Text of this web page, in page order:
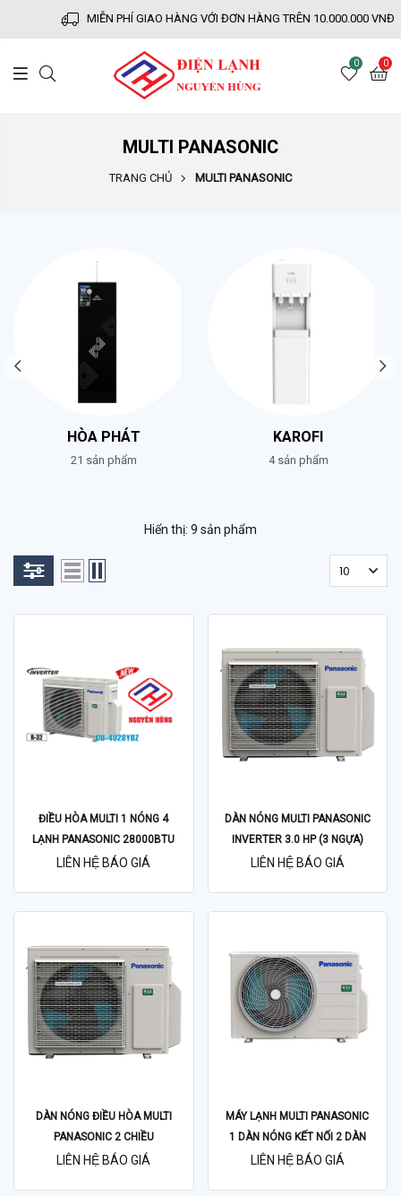
MIỄN PHÍ GIAO HÀNG VỚI ĐƠN HÀNG TRÊN 10.000.000 VNĐ
0 0
MULTI PANASONIC
TRANG CHỦ MULTI PANASONIC
HÒA PHÁT
21 sản phẩm
KAROFI
4 sản phẩm
Hiển thị: 9 sản phẩm
ĐIỀU HÒA MULTI 1 NÓNG 4
LẠNH PANASONIC 28000BTU
CU-4U28YBZ
LIÊN HỆ BÁO GIÁ
DÀN NÓNG MULTI PANASONIC
INVERTER 3.0 HP (3 NGỰA)
CU-3U27YBZ MODEL 2023
LIÊN HỆ BÁO GIÁ
DÀN NÓNG ĐIỀU HÒA MULTI
PANASONIC 2 CHIỀU
18000BTU CU-2U18YBZ
LIÊN HỆ BÁO GIÁ
MÁY LẠNH MULTI PANASONIC
1 DÀN NÓNG KẾT NỐI 2 DÀN
LẠNH 2HP
LIÊN HỆ BÁO GIÁ